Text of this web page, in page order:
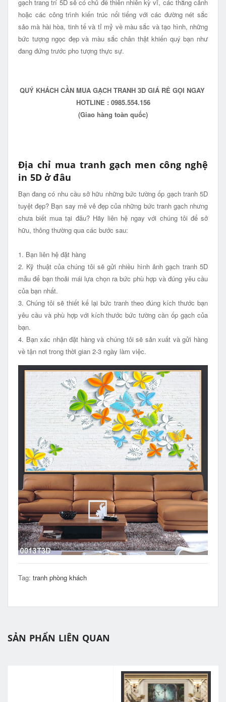
gạch trang trí 5D sẽ có chủ đề thiên nhiên kỳ vĩ, các thắng cảnh
hoặc các công trình kiến trúc nổi tiếng với các đường nét sắc
sảo mà hài hòa, tinh tế và tỉ mỷ về màu sắc và tạo hình, những
bức tượng ngọc đẹp và màu sắc chân thật khiến quý bạn như
đang đứng trước pho tượng thực sự.
QUÝ KHÁCH CẦN MUA GẠCH TRANH 3D GIÁ RẺ GỌI NGAY
HOTLINE : 0985.554.156
(Giao hàng toàn quốc)
Địa chỉ mua tranh gạch men công nghệ
in 5D ở đâu
Bạn đang có nhu cầu sở hữu những bức tường ốp gạch tranh 5D
tuyệt đẹp? Bạn say mê vẻ đẹp của những bức tranh gạch nhưng
chưa biết mua tại đâu? Hãy liên hệ ngay với chúng tôi để sở
hữu, thông thường qua các bước sau:
1. Bạn liên hệ đặt hàng
2. Kỹ thuật của chúng tôi sẽ gửi nhiều hình ảnh gạch tranh 5D
mẫu để bạn thoải mái lựa chọn ra bức phù hợp và đúng yêu cầu
của bạn nhất.
3. Chúng tôi sẽ thiết kế lại bức tranh theo đúng kích thước bạn
yêu cầu và phù hợp với kích thước bức tường cần ốp gạch của
bạn.
4. Bạn xác nhận đặt hàng và chúng tôi sẽ sản xuất và gửi hàng
về tận nơi trong thời gian 2-3 ngày làm việc.
Tag: tranh phòng khách
SẢN PHẨN LIÊN QUAN